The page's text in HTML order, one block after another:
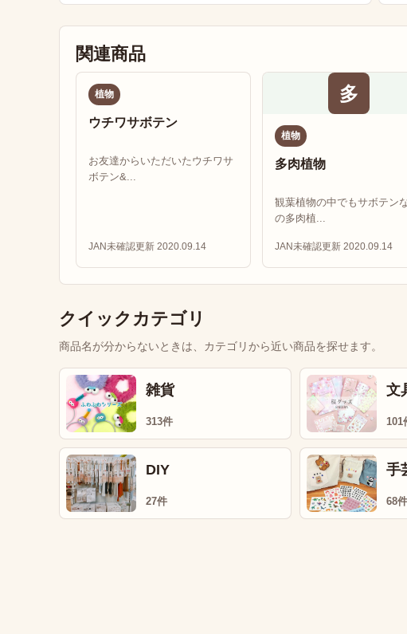
関連商品
植物
ウチワサボテン
お友達からいただいたウチワサ
ボテン&...
JAN未確認更新 2020.09.14
多
植物
多肉植物
観葉植物の中でもサボテン
の多肉植...
JAN未確認更新 2020.09.14
クイックカテゴリ
商品名が分からないときは、カテゴリから近い商品を探せます。
雑貨
313件
文
101
DIY
27件
手
68件